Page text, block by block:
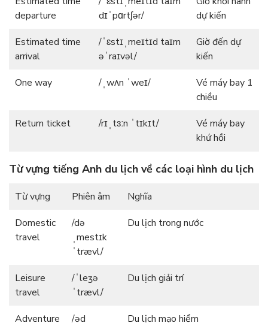
departure
dɪˈpɑrtʃər/
dự kiến
Estimated time
arrival
/ˈɛstɪˌmeɪtɪd taɪm
əˈraɪvəl/
Giờ đến dự
kiến
One way
/ˌwʌn ˈweɪ/
Vé máy bay 1
chiều
Return ticket
/rɪˌtɜːn ˈtɪkɪt/
Vé máy bay
khứ hồi
Từ vựng tiếng Anh du lịch về các loại hình du lịch
Từ vựng Phiên âm
Nghĩa
Domestic
travel
/də
ˌmestɪk
ˈtrævl/
Du lịch trong nước
Leisure
travel
/ˈleʒə
ˈtrævl/
Du lịch giải trí
Adventure
/əd
Du lịch mạo hiểm